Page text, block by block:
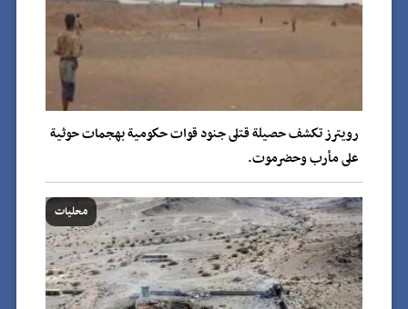
رويترز تكشف حصيلة قتلى جنود قوات حكومية بهجمات حوثية
على مأرب وحضرموت.
محليات